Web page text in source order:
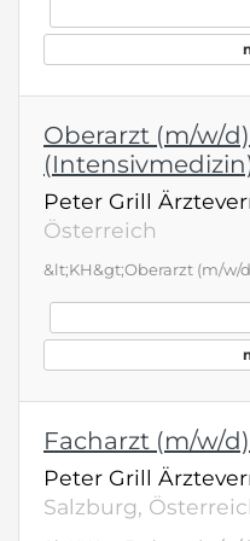
Oberarzt (m/w/
Peter Grill
Österreich
Facharzt (m/w/
Peter Grill
Salzburg,